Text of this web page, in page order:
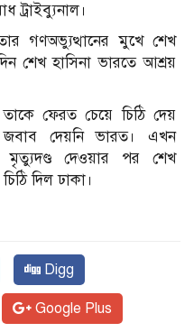
ট্রাইব্যুনাল।
গণঅভ্যুত্থানের মুখে শেখ
শেখ হাসিনা ভারতে আশ্রয়
ফেরত চেয়ে চিঠি দেয়
জবাব দেয়নি ভারত। এখন
মৃত্যুদণ্ড দেওয়ার পর শেখ
দিল ঢাকা।
Digg
Google Plus